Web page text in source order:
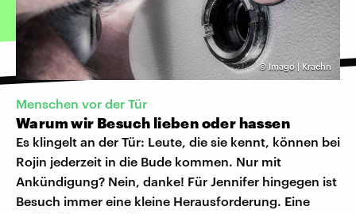
©Imago | Kraehn
Menschen vor der Tür
Warum wir Besuch lieben oder hassen
Es klingelt an der Tür: Leute, die sie kennt, können bei
Rojin jederzeit in die Bude kommen. Nur mit
Ankündigung? Nein, danke! Für Jennifer hingegen ist
Besuch immer eine kleine Herausforderung. Eine